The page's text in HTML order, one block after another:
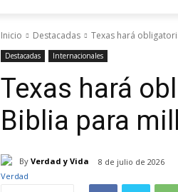
Inicio Destacadas Texas hará
Destacadas Internacionales
Texas hará
Biblia para
By Verdad y Vida 8 de julio de 2026